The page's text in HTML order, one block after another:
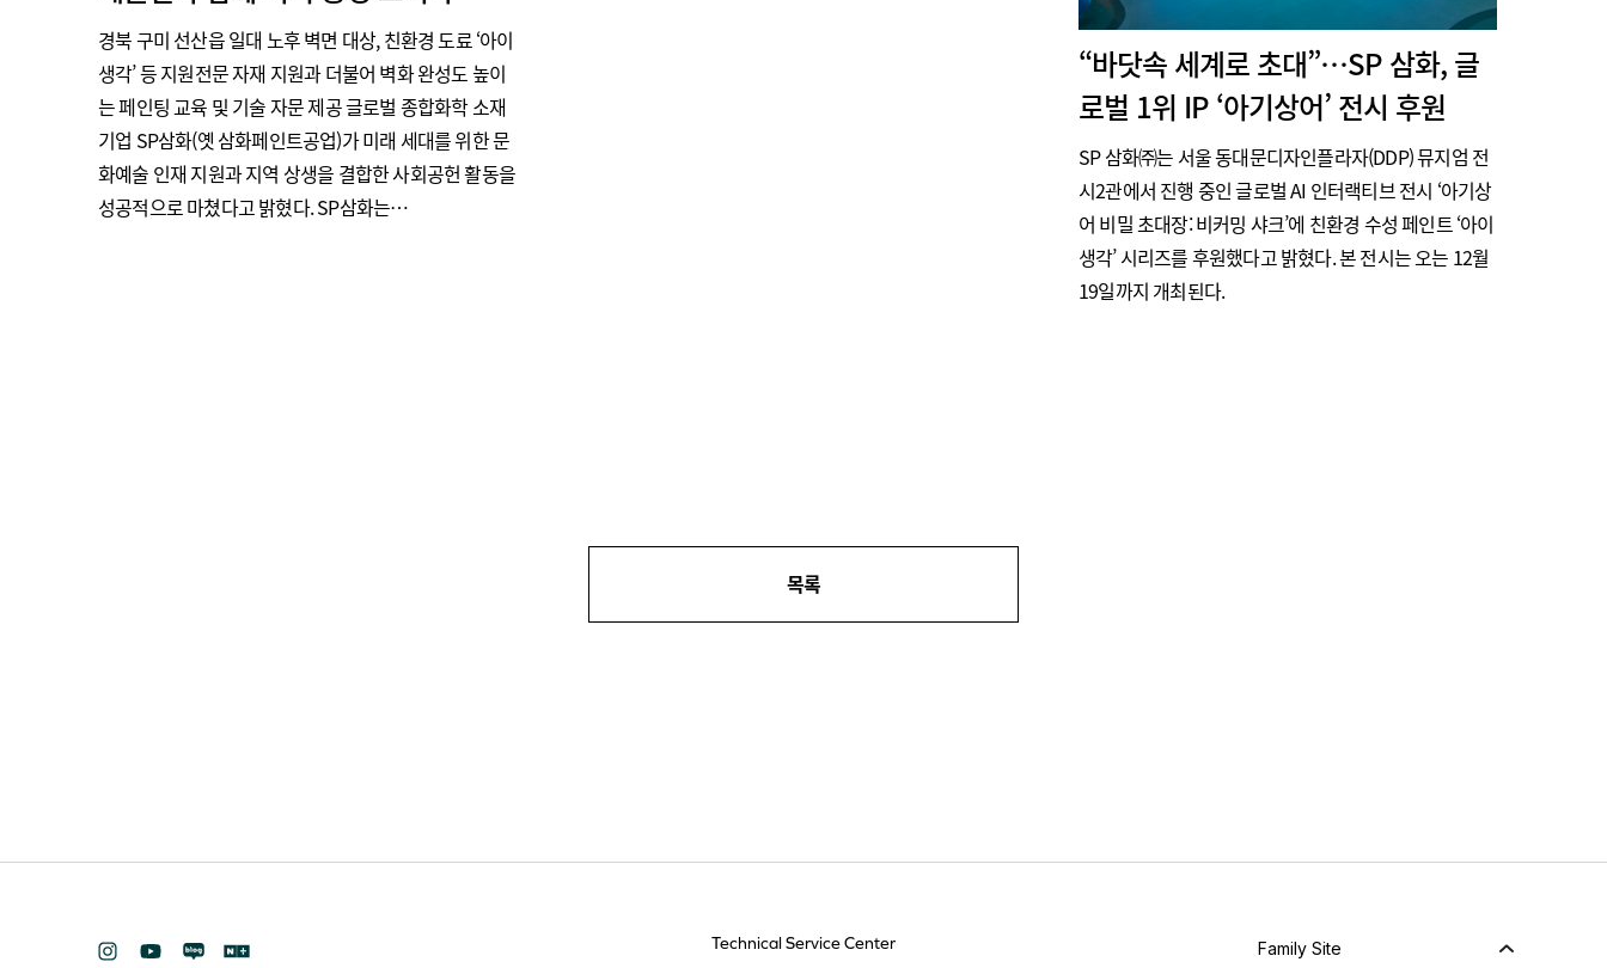
경북 구미 선산읍 일대 노후 벽면 대상, 친환경 도료 ‘아이
생각’ 등 지원전문 자재 지원과 더불어 벽화 완성도 높이
는 페인팅 교육 및 기술 자문 제공 글로벌 종합화학 소재
기업 SP삼화(옛 삼화페인트공업)가 미래 세대를 위한 문
화예술 인재 지원과 지역 상생을 결합한 사회공헌 활동을
성공적으로 마쳤다고 밝혔다. SP삼화는…
“바닷속 세계로 초대”…SP 삼화, 글
로벌 1위 IP ‘아기상어’ 전시 후원
SP 삼화㈜는 서울 동대문디자인플라자(DDP) 뮤지엄 전
시2관에서 진행 중인 글로벌 AI 인터랙티브 전시 ‘아기상
어 비밀 초대장: 비커밍 샤크’에 친환경 수성 페인트 ‘아이
생각’ 시리즈를 후원했다고 밝혔다. 본 전시는 오는 12월
19일까지 개최된다.
목록
Technical Service Center Family Site